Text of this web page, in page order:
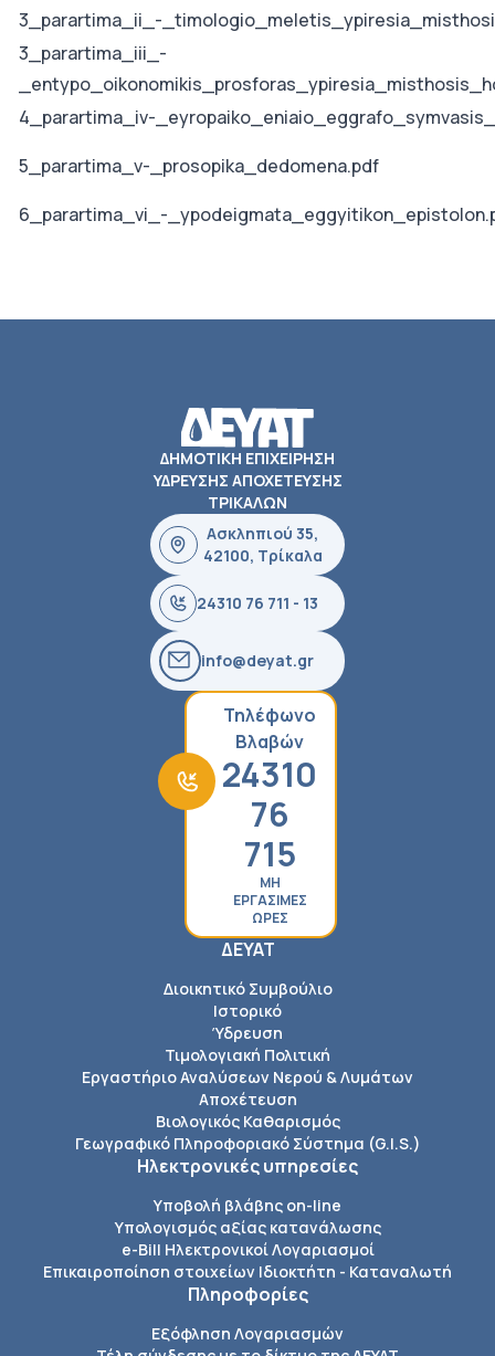
3_parartima_ii_-
3_parartima_iii_-
4_parartima_iv-
5_parartima_v-_prosopika_dedomena.pdf
6_parartima_vi_-
ΔΗΜΟΤΙΚΗ ΕΠΙΧΕΙΡΗΣΗ
ΥΔΡΕΥΣΗΣ ΑΠΟΧΕΤΕΥΣΗΣ
ΤΡΙΚΑΛΩΝ
Ασκληπιού 35,
42100, Τρίκαλα
24310 76 711 - 13
info@deyat.gr
Τηλέφωνο
Βλαβών
24310
76
715
ΜΗ
ΕΡΓΑΣΙΜΕΣ
ΩΡΕΣ
ΔΕΥΑΤ
Διοικητικό Συμβούλιο
Ιστορικό
Ύδρευση
Τιμολογιακή Πολιτική
Εργαστήριο Αναλύσεων Νερού & Λυμάτων
Αποχέτευση
Βιολογικός Καθαρισμός
Γεωγραφικό Πληροφοριακό Σύστημα (G.I.S.)
Ηλεκτρονικές υπηρεσίες
Υποβολή βλάβης on-line
Υπολογισμός αξίας κατανάλωσης
e-Bill Ηλεκτρονικοί Λογαριασμοί
Επικαιροποίηση στοιχείων Ιδιοκτήτη - Καταναλωτή
Πληροφορίες
Εξόφληση Λογαριασμών